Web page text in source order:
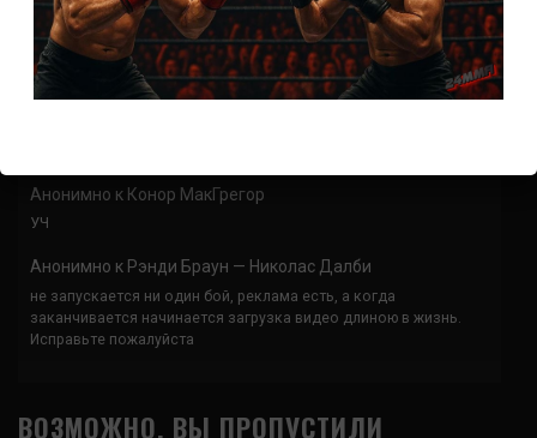
Спасибо что выложили этот супер техничный бой
Анонимнок UFC 324 прямая трансляция
А как смотреть с ноутбука?
Анонимно к Конор МакГрегор
УЧ
Анонимно к Рэнди Браун — Николас Далби
не запускается ни один бой, реклама есть, а когда
заканчивается начинается загрузка видео длиною в жизнь.
Исправьте пожалуйста
ВОЗМОЖНО, ВЫ ПРОПУСТИЛИ